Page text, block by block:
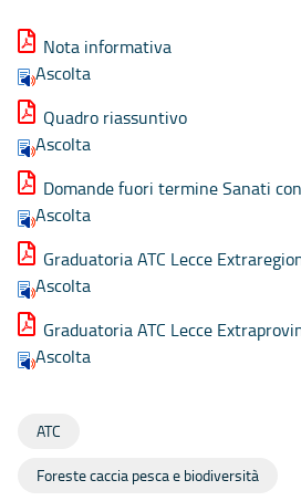
Nota informativa
Ascolta
Quadro riassuntivo
Ascolta
Domande fuori termine Sanati
Ascolta
Graduatoria ATC Lecce
Ascolta
Graduatoria ATC Lecce
Ascolta
ATC
Foreste caccia pesca e biodiversità